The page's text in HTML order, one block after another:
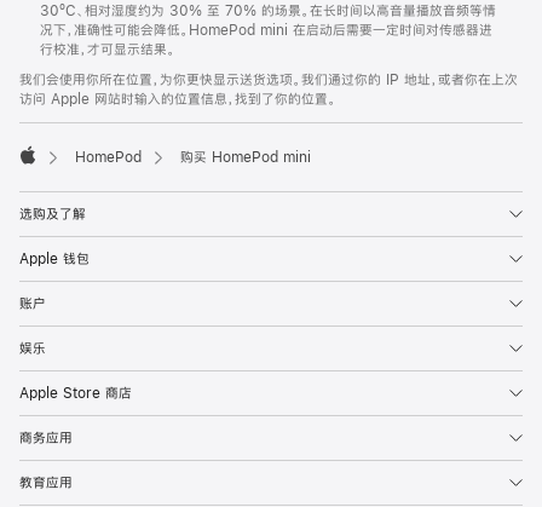
30ºC、相对湿度约为 30% 至 70% 的场景。在长时间以高音量播放音频等情
况下，准确性可能会降低。HomePod mini 在启动后需要一定时间对传感器进
行校准，才可显示结果。
我们会使用你所在位置，为你更快显示送货选项。我们通过你的 IP 地址，或者你在上次
访问 Apple 网站时输入的位置信息，找到了你的位置。
HomePod 购买 HomePod mini
选购及了解
Apple 钱包
账户
娱乐
Apple Store 商店
商务应用
教育应用